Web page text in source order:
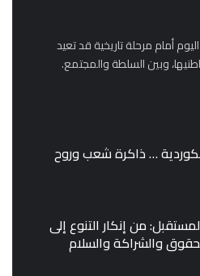
أمام مرحلة تاريخية قد تعيد
وبين السلطة والمجتمع.
… ذاكرة شعب وروح
من إنكار التنوع إلى
والشراكة والسلام